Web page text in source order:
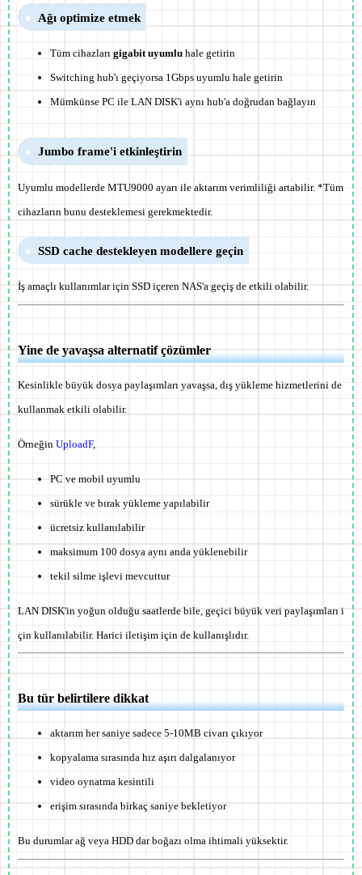
Ağı optimize etmek
Tüm cihazları gigabit uyumlu hale getirin
Switching hub'ı geçiyorsa 1Gbps uyumlu hale getirin
Mümkünse PC ile LAN DISK'i aynı hub'a doğrudan bağlayın
Jumbo frame'i etkinleştirin
Uyumlu modellerde MTU9000 ayarı ile aktarım verimliliği artabilir. *Tüm
cihazların bunu desteklemesi gerekmektedir.
SSD cache destekleyen modellere geçin
İş amaçlı kullanımlar için SSD içeren NAS'a geçiş de etkili olabilir.
Yine de yavaşsa alternatif çözümler
Kesinlikle büyük dosya paylaşımları yavaşsa, dış yükleme hizmetlerini de
kullanmak etkili olabilir.
Örneğin UploadF,
PC ve mobil uyumlu
sürükle ve bırak yükleme yapılabilir
ücretsiz kullanılabilir
maksimum 100 dosya aynı anda yüklenebilir
tekil silme işlevi mevcuttur
LAN DISK'in yoğun olduğu saatlerde bile, geçici büyük veri paylaşımları i
çin kullanılabilir. Harici iletişim için de kullanışlıdır.
Bu tür belirtilere dikkat
aktarım her saniye sadece 5-10MB civarı çıkıyor
kopyalama sırasında hız aşırı dalgalanıyor
video oynatma kesintili
erişim sırasında birkaç saniye bekletiyor
Bu durumlarağ veya HDD dar boğazı olma ihtimali yüksektir.